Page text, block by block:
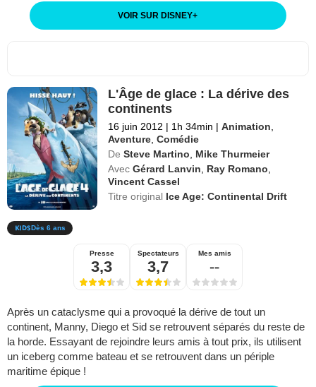
VOIR SUR DISNEY+
L'Âge de glace : La dérive des
continents
16 juin 2012 | 1h 34min | Animation
Aventure ,Comédie
De Steve Martino
Mike Thurmeier
Avec Gérard Lanvin Ray Romano
Vincent Cassel
Titre original Ice Age: Continental Drift
Dès 6 ans
Presse
3,3
Spectateurs
3,7
Mes amis
--
Après un cataclysme qui a provoqué la dérive de tout un
continent, Manny, Diego et Sid se retrouvent séparés du reste de
la horde. Essayant de rejoindre leurs amis à tout prix, ils utilisent
un iceberg comme bateau et se retrouvent dans un périple
maritime épique !